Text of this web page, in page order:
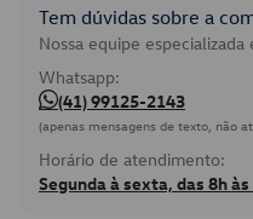
Tem dúvidas sobre a
Nossa equipe
Whatsapp:
(41) 99125-2143
(apenas mensagens de texto, não
Horário de atendimento:
Segunda à sexta, das 8h às